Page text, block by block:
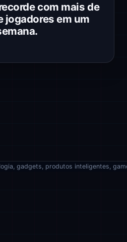
com mais de
jogadores em um
gadgets, produtos inteligentes,